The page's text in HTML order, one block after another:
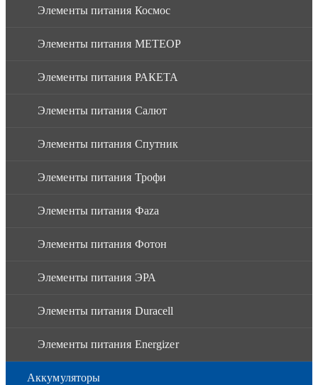
Элементы питания Космос
Элементы питания МЕТЕОР
Элементы питания РАКЕТА
Элементы питания Салют
Элементы питания Спутник
Элементы питания Трофи
Элементы питания Фaza
Элементы питания Фотон
Элементы питания ЭРА
Элементы питания Duracell
Элементы питания Energizer
Аккумуляторы